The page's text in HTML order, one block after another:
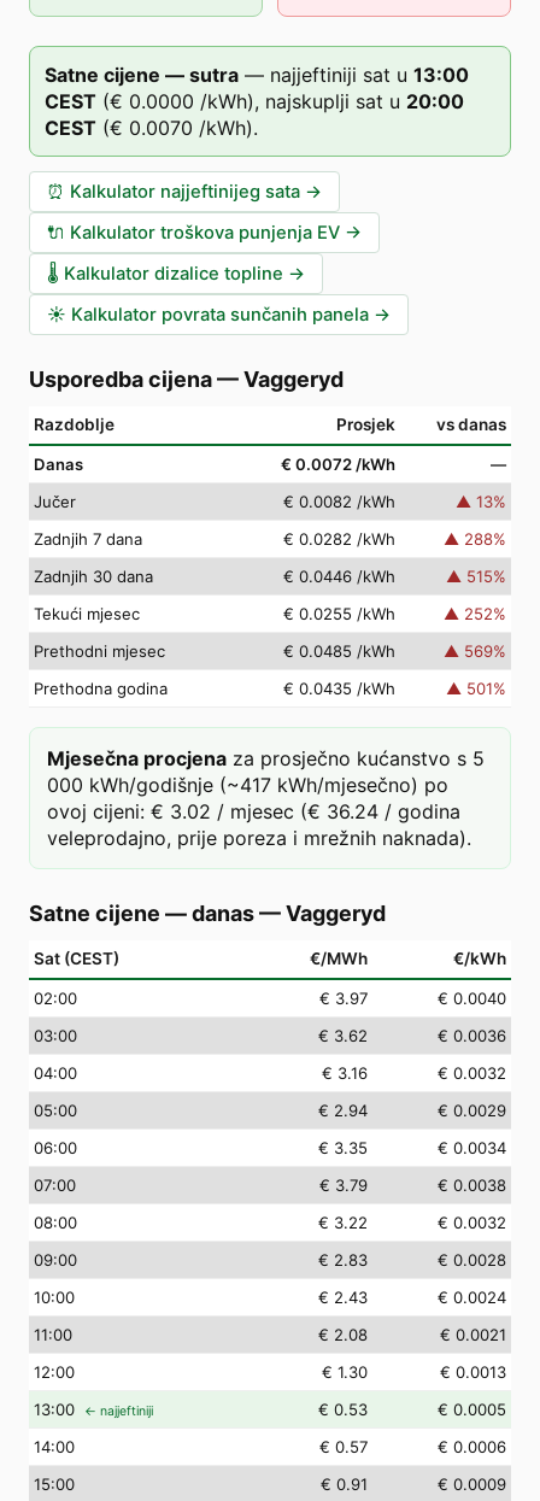
Satne cijene — sutra — najjeftiniji sat u 13:00
CEST (€ 0.0000 /kWh), najskuplji sat u 20:00
CEST (€ 0.0070 /kWh).
⏰ Kalkulator najjeftinijeg sata →
🔌 Kalkulator troškova punjenja EV →
🌡️ Kalkulator dizalice topline →
☀️ Kalkulator povrata sunčanih panela →
Usporedba cijena—Vaggeryd
Razdoblje Prosjek vs danas
Danas € 0.0072 /kWh
—
Jučer
€ 0.0082 /kWh ▲ 13%
Zadnjih 7 dana
€ 0.0282 /kWh ▲ 288%
Zadnjih 30 dana
€ 0.0446 /kWh ▲ 515%
Tekući mjesec
€ 0.0255 /kWh ▲ 252%
Prethodni mjesec
€ 0.0485 /kWh ▲ 569%
Prethodna godina
€ 0.0435 /kWh ▲ 501%
Mjesečna procjena za prosječno kućanstvo s 5
000 kWh/godišnje (~417 kWh/mjesečno) po
ovoj cijeni: € 3.02 / mjesec (€ 36.24 / godina
veleprodajno, prije poreza i mrežnih naknada).
Satne cijene — danas—Vaggeryd
Sat (CEST) €/MWh €/kWh
02:00 € 3.97
€ 0.0040
03:00 € 3.62
€ 0.0036
04:00 € 3.16
€ 0.0032
05:00 € 2.94
€ 0.0029
06:00 € 3.35
€ 0.0034
07:00 € 3.79
€ 0.0038
08:00 € 3.22
€ 0.0032
09:00 € 2.83
€ 0.0028
10:00 € 2.43
€ 0.0024
11:00 € 2.08
€ 0.0021
12:00 € 1.30
€ 0.0013
13:00 ← najjeftiniji € 0.53
€ 0.0005
14:00 € 0.57
€ 0.0006
15:00 € 0.91
€ 0.0009